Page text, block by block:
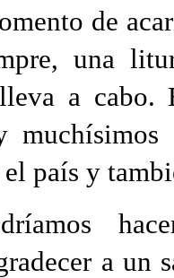
de
una
a cabo.
país y
a un